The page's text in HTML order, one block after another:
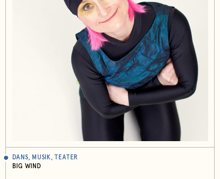
DANS, MUSIK, TEATER
BIG WIND